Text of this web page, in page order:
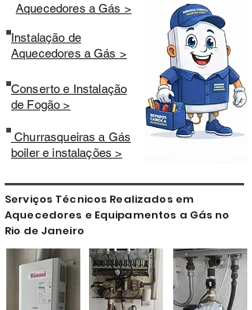
Aquecedores a Gás >
Instalação de
Aquecedores a Gás >
Conserto e Instalação
de Fogão >
Churrasqueiras a Gás
boiler e instalações >
Serviços Técnicos Realizados em
Aquecedores e Equipamentos a Gás no
Rio de Janeiro